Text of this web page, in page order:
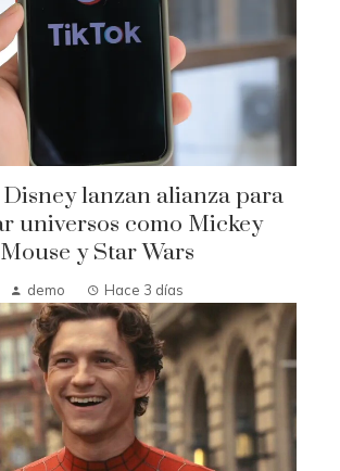
lanzan alianza para
universos como Mickey
Mouse y Star Wars
demo Hace 3 días